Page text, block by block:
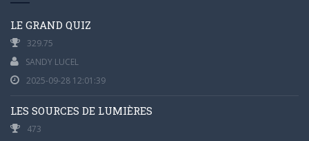
LE GRAND QUIZ
329.75
SANDY LUCEL
2025-09-28 12:01:39
LES SOURCES DE LUMIÈRES
473